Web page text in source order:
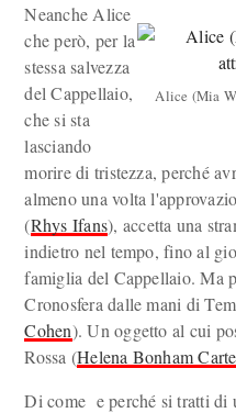
Alice (Mia
Neanche Alice
che però, per la
stessa salvezza
del Cappellaio,
che si sta
lasciando
morire di tristezza, perché
almeno una volta
(Rhys Ifans), accetta una
indietro nel tempo, fino al
famiglia del Cappellaio. Ma
Cronosfera dalle mani di
Cohen). Un oggetto al cui
Rossa (Helena Bonham
Di come e perché si tratti di